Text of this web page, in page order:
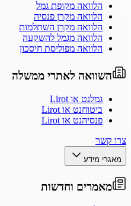
הלוואה מקופת גמל
הלוואה מקרן פנסיה
הלוואה מקרן השתלמות
הלוואה מגמל להשקעה
הלוואה מפוליסת חיסכון
השוואה לאתרי ממשלה
גמלנט או Lirot
ביטוחנט או Lirot
פנסיהנט או Lirot
צרו קשר
מאגרי מידע
מאמרים וחדשות